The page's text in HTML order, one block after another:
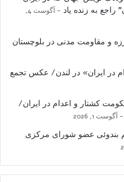
به زنده یاد
آگوست 4,
و مقاومت مدنی در بلوچستان
در ایران» در لندن/ عکس تجمع
کشتار و اعدام در ایران/
آگوست 1, 2026
بندوئی عضو شورای مرکزی